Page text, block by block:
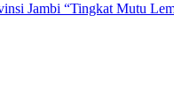
Jambi “Tingkat Mutu